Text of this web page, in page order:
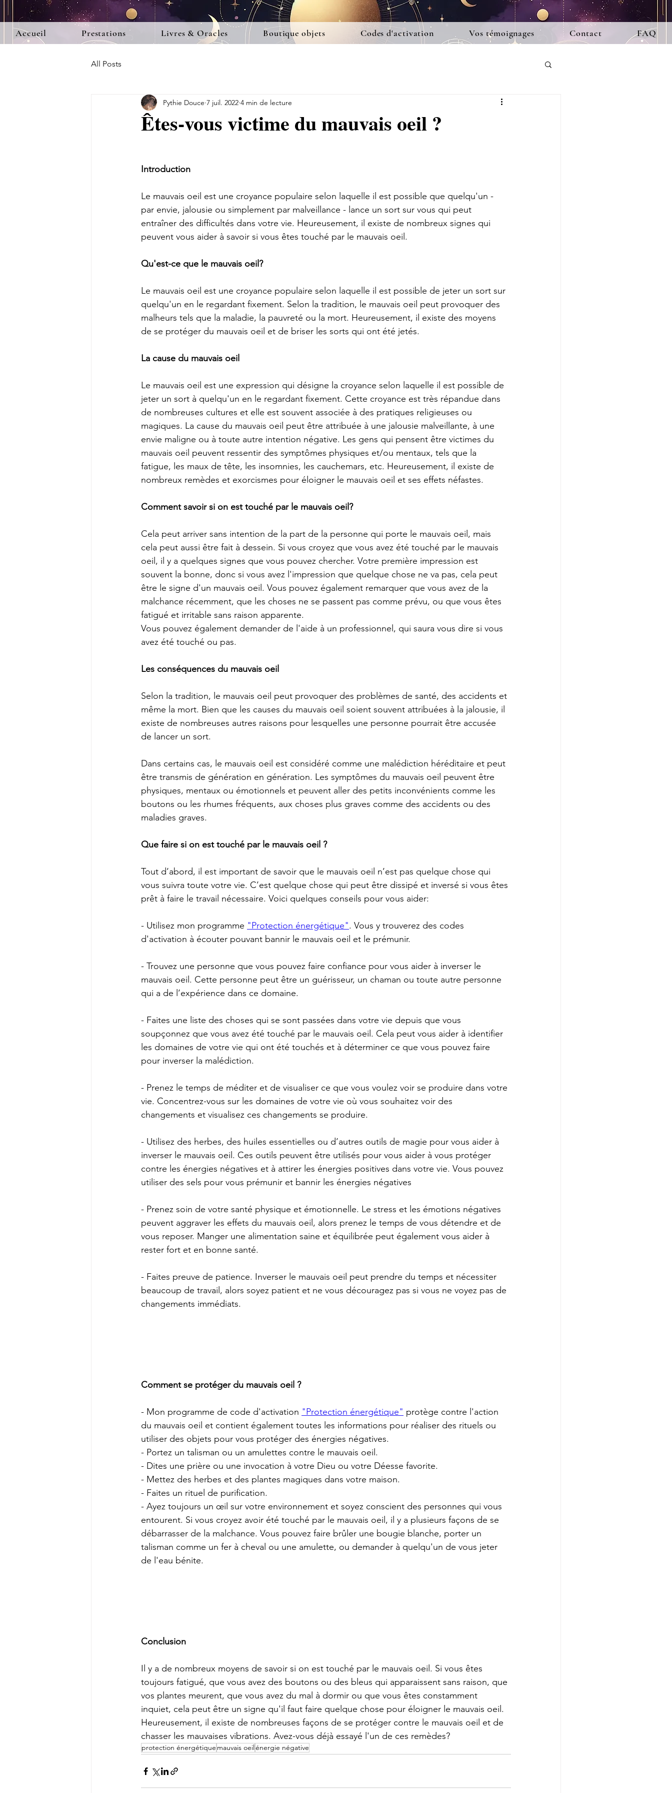
Accueil Prestations Livres & Oracles Boutique objets Codes d'activation Vos témoignages Contact FAQ
All Posts
Êtes-vous victime du mauvais oeil ?
Pythie Douce 7 juil. 2022 4 min de lecture
Introduction
Le mauvais oeil est une croyance populaire selon laquelle il est possible que quelqu'un -
par envie, jalousie ou simplement par malveillance - lance un sort sur vous qui peut
entraîner des difficultés dans votre vie. Heureusement, il existe de nombreux signes qui
peuvent vous aider à savoir si vous êtes touché par le mauvais oeil.
Qu'est-ce que le mauvais oeil?
Le mauvais oeil est une croyance populaire selon laquelle il est possible de jeter un sort sur
quelqu'un en le regardant fixement. Selon la tradition, le mauvais oeil peut provoquer des
malheurs tels que la maladie, la pauvreté ou la mort. Heureusement, il existe des moyens
de se protéger du mauvais oeil et de briser les sorts qui ont été jetés.
La cause du mauvais oeil
Le mauvais oeil est une expression qui désigne la croyance selon laquelle il est possible de
jeter un sort à quelqu'un en le regardant fixement. Cette croyance est très répandue dans
de nombreuses cultures et elle est souvent associée à des pratiques religieuses ou
magiques. La cause du mauvais oeil peut être attribuée à une jalousie malveillante, à une
envie maligne ou à toute autre intention négative. Les gens qui pensent être victimes du
mauvais oeil peuvent ressentir des symptômes physiques et/ou mentaux, tels que la
fatigue, les maux de tête, les insomnies, les cauchemars, etc. Heureusement, il existe de
nombreux remèdes et exorcismes pour éloigner le mauvais oeil et ses effets néfastes.
Comment savoir si on est touché par le mauvais oeil?
Cela peut arriver sans intention de la part de la personne qui porte le mauvais oeil, mais
cela peut aussi être fait à dessein. Si vous croyez que vous avez été touché par le mauvais
oeil, il y a quelques signes que vous pouvez chercher. Votre première impression est
souvent la bonne, donc si vous avez l'impression que quelque chose ne va pas, cela peut
être le signe d'un mauvais oeil. Vous pouvez également remarquer que vous avez de la
malchance récemment, que les choses ne se passent pas comme prévu, ou que vous êtes
fatigué et irritable sans raison apparente.
Vous pouvez également demander de l'aide à un professionnel, qui saura vous dire si vous
avez été touché ou pas.
Les conséquences du mauvais oeil
Selon la tradition, le mauvais oeil peut provoquer des problèmes de santé, des accidents et
même la mort. Bien que les causes du mauvais oeil soient souvent attribuées à la jalousie, il
existe de nombreuses autres raisons pour lesquelles une personne pourrait être accusée
de lancer un sort.
Dans certains cas, le mauvais oeil est considéré comme une malédiction héréditaire et peut
être transmis de génération en génération. Les symptômes du mauvais oeil peuvent être
physiques, mentaux ou émotionnels et peuvent aller des petits inconvénients comme les
boutons ou les rhumes fréquents, aux choses plus graves comme des accidents ou des
maladies graves.
Que faire si on est touché par le mauvais oeil ?
Tout d’abord, il est important de savoir que le mauvais oeil n’est pas quelque chose qui
vous suivra toute votre vie. C’est quelque chose qui peut être dissipé et inversé si vous êtes
prêt à faire le travail nécessaire. Voici quelques conseils pour vous aider:
- Utilisez mon programme "Protection énergétique". Vous y trouverez des codes
d'activation à écouter pouvant bannir le mauvais oeil et le prémunir.
- Trouvez une personne que vous pouvez faire confiance pour vous aider à inverser le
mauvais oeil. Cette personne peut être un guérisseur, un chaman ou toute autre personne
qui a de l’expérience dans ce domaine.
- Faites une liste des choses qui se sont passées dans votre vie depuis que vous
soupçonnez que vous avez été touché par le mauvais oeil. Cela peut vous aider à identifier
les domaines de votre vie qui ont été touchés et à déterminer ce que vous pouvez faire
pour inverser la malédiction.
- Prenez le temps de méditer et de visualiser ce que vous voulez voir se produire dans votre
vie. Concentrez-vous sur les domaines de votre vie où vous souhaitez voir des
changements et visualisez ces changements se produire.
- Utilisez des herbes, des huiles essentielles ou d’autres outils de magie pour vous aider à
inverser le mauvais oeil. Ces outils peuvent être utilisés pour vous aider à vous protéger
contre les énergies négatives et à attirer les énergies positives dans votre vie. Vous pouvez
utiliser des sels pour vous prémunir et bannir les énergies négatives
- Prenez soin de votre santé physique et émotionnelle. Le stress et les émotions négatives
peuvent aggraver les effets du mauvais oeil, alors prenez le temps de vous détendre et de
vous reposer. Manger une alimentation saine et équilibrée peut également vous aider à
rester fort et en bonne santé.
- Faites preuve de patience. Inverser le mauvais oeil peut prendre du temps et nécessiter
beaucoup de travail, alors soyez patient et ne vous découragez pas si vous ne voyez pas de
changements immédiats.
Comment se protéger du mauvais oeil ?
- Mon programme de code d'activation "Protection énergétique" protège contre l'action
du mauvais oeil et contient également toutes les informations pour réaliser des rituels ou
utiliser des objets pour vous protéger des énergies négatives.
- Portez un talisman ou un amulettes contre le mauvais oeil.
- Dites une prière ou une invocation à votre Dieu ou votre Déesse favorite.
- Mettez des herbes et des plantes magiques dans votre maison.
- Faites un rituel de purification.
- Ayez toujours un œil sur votre environnement et soyez conscient des personnes qui vous
entourent. Si vous croyez avoir été touché par le mauvais oeil, il y a plusieurs façons de se
débarrasser de la malchance. Vous pouvez faire brûler une bougie blanche, porter un
talisman comme un fer à cheval ou une amulette, ou demander à quelqu'un de vous jeter
de l'eau bénite.
Conclusion
Il y a de nombreux moyens de savoir si on est touché par le mauvais oeil. Si vous êtes
toujours fatigué, que vous avez des boutons ou des bleus qui apparaissent sans raison, que
vos plantes meurent, que vous avez du mal à dormir ou que vous êtes constamment
inquiet, cela peut être un signe qu'il faut faire quelque chose pour éloigner le mauvais oeil.
Heureusement, il existe de nombreuses façons de se protéger contre le mauvais oeil et de
chasser les mauvaises vibrations. Avez-vous déjà essayé l'un de ces remèdes?
protection énergétique mauvais oeilénergie négative